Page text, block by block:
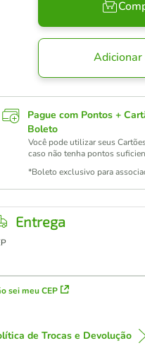
Pague com Pontos +
Boleto
Você pode utilizar seus
caso não tenha pontos
*Boleto exclusivo para
Entrega
sei meu CEP
de Trocas e Devolução